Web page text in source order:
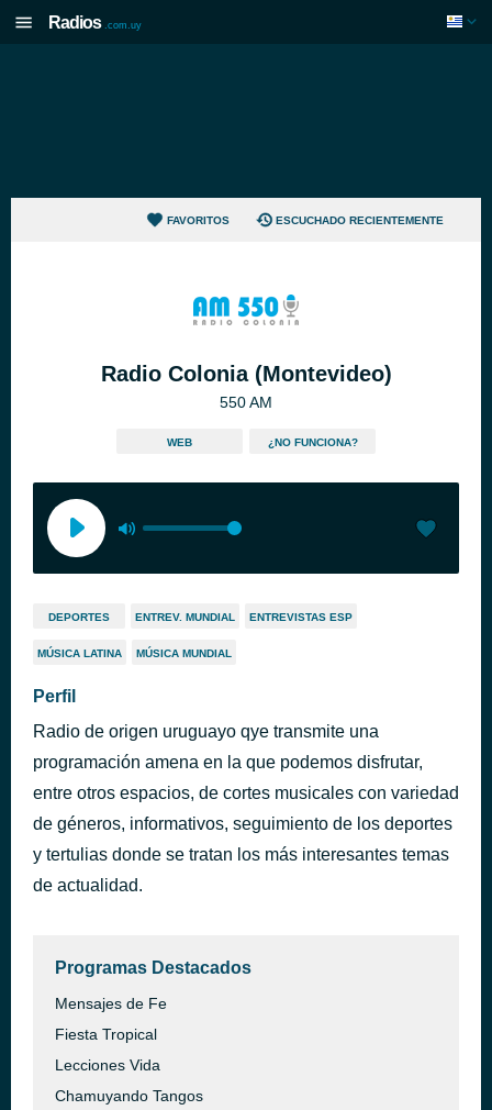
Radios .com.uy
FAVORITOS ESCUCHADO RECIENTEMENTE
Radio Colonia (Montevideo)
550 AM
WEB ¿NO FUNCIONA?
DEPORTES ENTREV. MUNDIAL ENTREVISTAS ESP
MÚSICA LATINA MÚSICA MUNDIAL
Perfil
Radio de origen uruguayo qye transmite una
programación amena en la que podemos disfrutar,
entre otros espacios, de cortes musicales con variedad
de géneros, informativos, seguimiento de los deportes
y tertulias donde se tratan los más interesantes temas
de actualidad.
Programas Destacados
Mensajes de Fe
Fiesta Tropical
Lecciones Vida
Chamuyando Tangos